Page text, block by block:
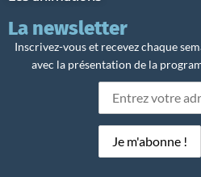
La newsletter
Inscrivez-vous et recevez chaque
avec la présentation de la